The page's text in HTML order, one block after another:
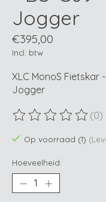
Jogger
€395,00
Incl. btw
XLC MonoS Fietskar
Jogger
De beoordeling van
(0)
Op voorraad (1)
Hoeveelheid: